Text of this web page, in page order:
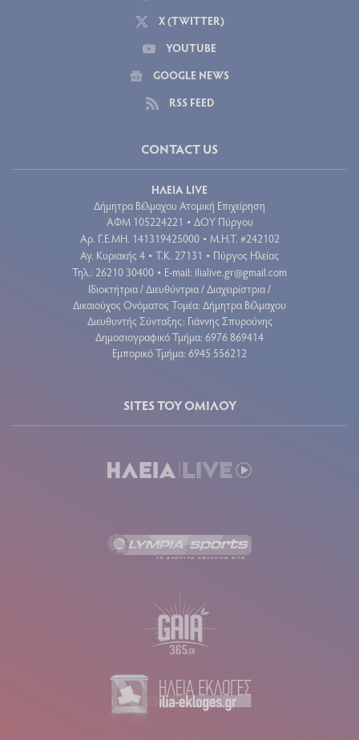
X (TWITTER)
YOUTUBE
GOOGLE NEWS
RSS FEED
CONTACT US
ΗΛΕΙΑ LIVE
Δήμητρα Βέλμαχου Ατομική Επιχείρηση
ΑΦΜ 105224221 • ΔΟΥ Πύργου
Aρ. Γ.Ε.ΜΗ. 141319425000 • Μ.Η.Τ. #242102
Αγ. Κυριακής 4 • Τ.Κ. 27131 • Πύργος Ηλείας
Τηλ.: 26210 30400 • E-mail: ilialive.gr@gmail.com
Ιδιοκτήτρια / Διευθύντρια / Διαχειρίστρια /
Δικαιούχος Ονόματος Τομέα: Δήμητρα Βέλμαχου
Διευθυντής Σύνταξης: Γιάννης Σπυρούνης
Δημοσιογραφικό Τμήμα: 6976 869414
Εμπορικό Τμήμα: 6945 556212
SITES ΤΟΥ ΟΜΙΛΟΥ